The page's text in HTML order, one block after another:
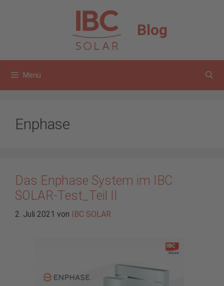
Blog
Menü
Enphase
Das Enphase System im IBC
SOLAR-Test_Teil II
2. Juli 2021 von IBC SOLAR